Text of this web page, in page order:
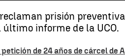
prisión
informe de la UCO.
de 24 años de cárcel de